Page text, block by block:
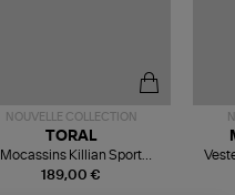
NOUVELLE COLLECTION
189,00 €
TORAL
Mocassins Killian Sport
Mousse